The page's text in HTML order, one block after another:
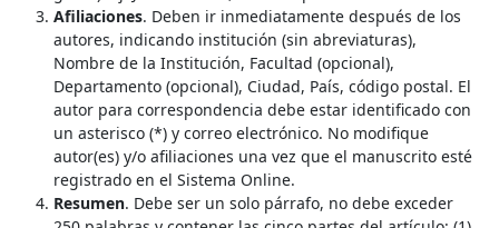
Afiliaciones. Deben ir inmediatamente después de los
autores, indicando institución (sin abreviaturas),
Nombre de la Institución, Facultad (opcional),
Departamento (opcional), Ciudad, País, código postal. El
autor para correspondencia debe estar identificado con
un asterisco (*) y correo electrónico. No modifique
autor(es) y/o afiliaciones una vez que el manuscrito esté
registrado en el Sistema Online.
Resumen. Debe ser un solo párrafo, no debe exceder